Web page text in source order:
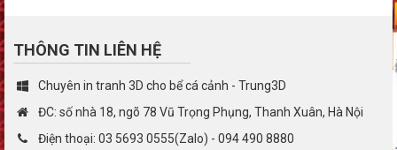
THÔNG TIN LIÊN HỆ
Chuyên in tranh 3D cho bể cá cảnh - Trung3D
ĐC: số nhà 18, ngõ 78 Vũ Trọng Phụng, Thanh Xuân, Hà Nội
Điện thoại: 03 5693 0555(Zalo) - 094 490 8880